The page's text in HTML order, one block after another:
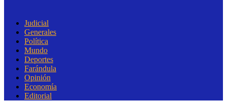
Judicial
Generales
Política
Mundo
Deportes
Farándula
Opinión
Economía
Editorial